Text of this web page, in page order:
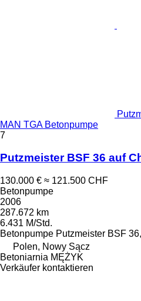
MAN TGA Betonpumpe
7
Putzmeister BSF 36 auf
130.000 € ≈ 121.500 CHF
Betonpumpe
2006
287.672 km
6.431 M/Std.
Betonpumpe Putzmeister BSF
Polen, Nowy Sącz
Betoniarnia MĘŻYK
Verkäufer kontaktieren